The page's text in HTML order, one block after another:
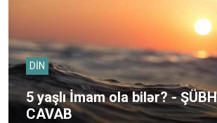
DİN
5 yaşlı İmam ola bilər? -
CAVAB